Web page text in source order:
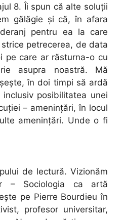
8. Îi spun că alte soluții
gălăgie și că, în afara
pentru ea la care
petrecerea, de data
pe care ar răsturna-o cu
asupra noastră. Mă
în doi timpi să ardă
posibilitatea unei
– amenințări, în locul
amenințări. Unde o fi
de lectură. Vizionăm
– Sociologia ca artă
pe Pierre Bourdieu în
profesor universitar,